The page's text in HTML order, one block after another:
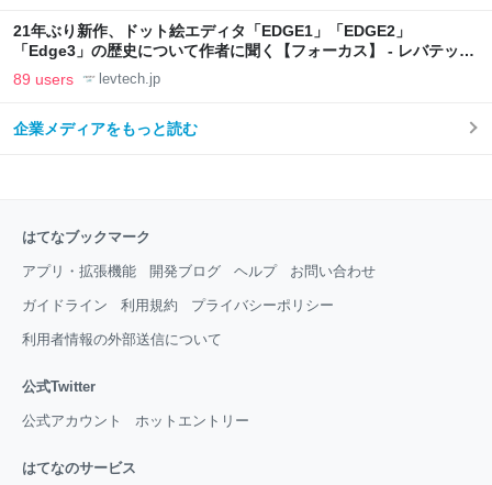
21年ぶり新作、ドット絵エディタ「EDGE1」「EDGE2」
「Edge3」の歴史について作者に聞く【フォーカス】 - レバテック
LAB
89 users levtech.jp
企業メディアをもっと読む
はてなブックマーク
アプリ・拡張機能 開発ブログ ヘルプ お問い合わせ
ガイドライン 利用規約 プライバシーポリシー
利用者情報の外部送信について
公式Twitter
公式アカウント ホットエントリー
はてなのサービス